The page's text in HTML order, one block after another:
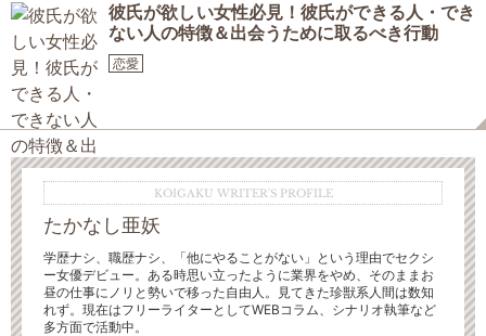
彼氏が欲しい女性必見！彼氏ができる人・でき
ない人の特徴＆出会うために取るべき行動
恋愛
KOIGAKU WRITER'S PROFILE
たかなし亜妖
学歴ナシ、職歴ナシ、「他にやることがない」という理由でセクシ
ー女優デビュー。ある時思い立ったように業界をやめ、そのままお
昼の仕事にノリと勢いで移った自由人。見てきた珍獣系人間は数知
れず。現在はフリーライターとしてWEBコラム、シナリオ執筆など
多方面で活動中。